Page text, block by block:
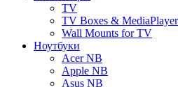
TV
TV Boxes &
Wall Mounts for TV
Ноутбуки
Acer NB
Apple NB
Asus NB